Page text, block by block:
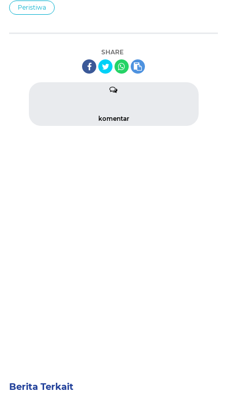
Peristiwa
SHARE
komentar
Berita Terkait